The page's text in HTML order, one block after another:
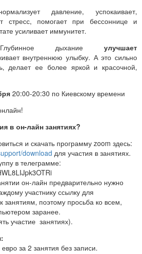
давление, успокаивает,
стресс, помогает при бессоннице и
усиливает иммунитет.
дыхание улучшает
внутреннюю улыбку. А это сильно
делает ее более яркой и красочной,
20:00-20:30 по Киевскому времени
в он-лайн занятиях?
и скачать программу zoom здесь:
download для участия в занятиях.
в телеграмме:
он-лайн предварительно нужно
участнику ссылку для
занятиям, поэтому просьба ко всем,
заранее.
участие занятиях).
евро за 2 занятия без записи.